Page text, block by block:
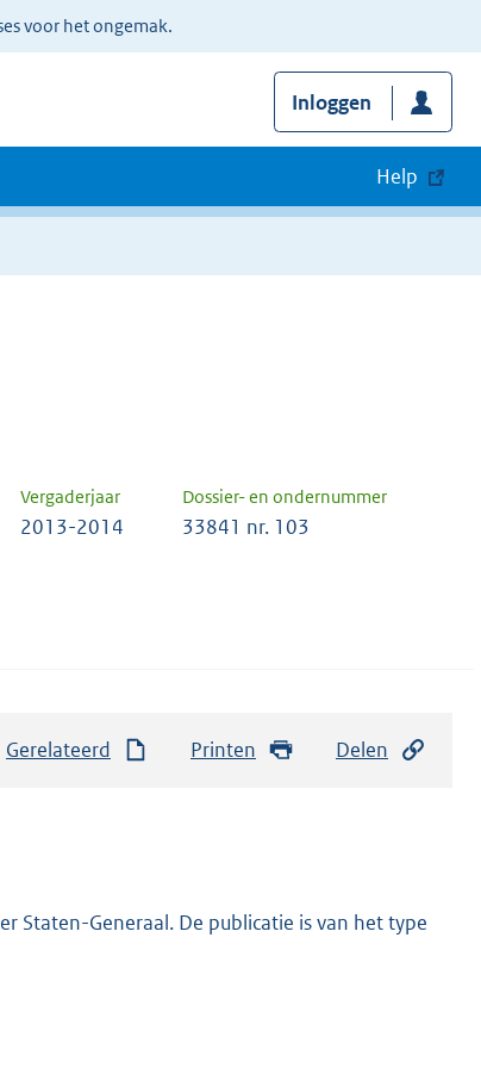
voor het ongemak.
Inloggen
Help
Vergaderjaar Dossier- en ondernummer
2013-2014 33841 nr. 103
Gerelateerd Printen Delen
Staten-Generaal. De publicatie is van het type